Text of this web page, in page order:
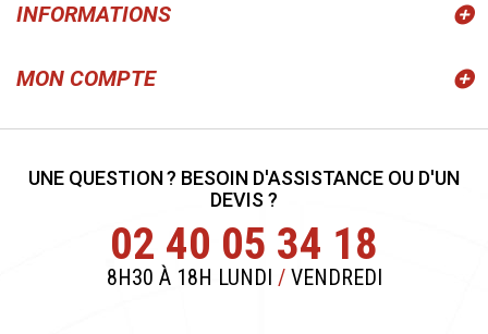
INFORMATIONS
MON COMPTE
UNE QUESTION ? BESOIN D'ASSISTANCE OU D'UN
DEVIS ?
02 40 05 34 18
8H30 À 18H LUNDI /VENDREDI